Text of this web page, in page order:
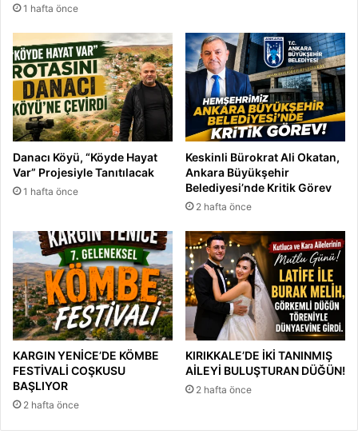
1 hafta önce
Danacı Köyü, “Köyde Hayat
Var” Projesiyle Tanıtılacak
1 hafta önce
Keskinli Bürokrat Ali Okatan,
Ankara Büyükşehir
Belediyesi’nde Kritik Görev
2 hafta önce
KARGIN YENİCE’DE KÖMBE
FESTİVALİ COŞKUSU
BAŞLIYOR
2 hafta önce
KIRIKKALE’DE İKİ TANINMIŞ
AİLEYİ BULUŞTURAN DÜĞÜN!
2 hafta önce